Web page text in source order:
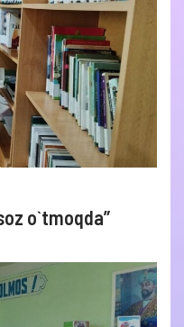
o`tmoqda”